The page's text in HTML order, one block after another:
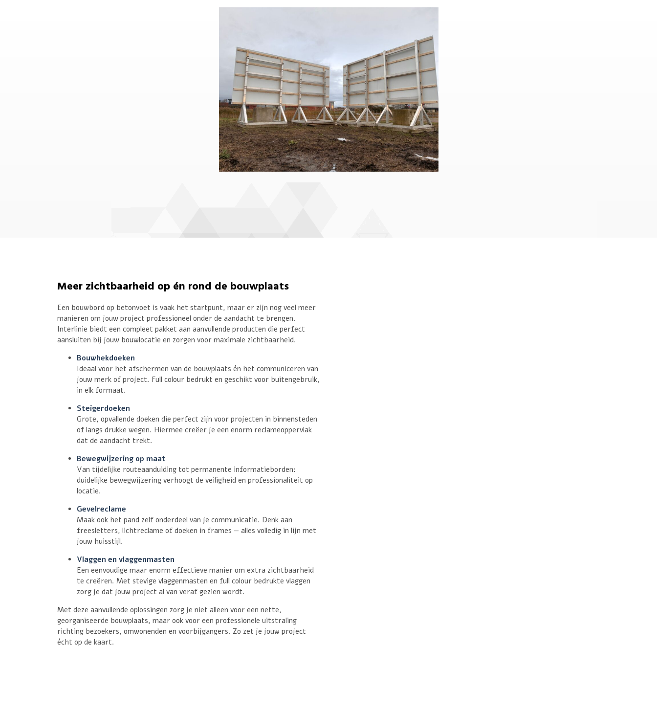
Meer zichtbaarheid op én rond de bouwplaats
Een bouwbord op betonvoet is vaak het startpunt, maar er zijn nog veel meer
manieren om jouw project professioneel onder de aandacht te brengen.
Interlinie biedt een compleet pakket aan aanvullende producten die perfect
aansluiten bij jouw bouwlocatie en zorgen voor maximale zichtbaarheid.
Bouwhekdoeken
Ideaal voor het afschermen van de bouwplaats én het communiceren van
jouw merk of project. Full colour bedrukt en geschikt voor buitengebruik,
in elk formaat.
Steigerdoeken
Grote, opvallende doeken die perfect zijn voor projecten in binnensteden
of langs drukke wegen. Hiermee creëer je een enorm reclameoppervlak
dat de aandacht trekt.
Bewegwijzering op maat
Van tijdelijke routeaanduiding tot permanente informatieborden:
duidelijke bewegwijzering verhoogt de veiligheid en professionaliteit op
locatie.
Gevelreclame
Maak ook het pand zelf onderdeel van je communicatie. Denk aan
freesletters, lichtreclame of doeken in frames — alles volledig in lijn met
jouw huisstijl.
Vlaggen en vlaggenmasten
Een eenvoudige maar enorm effectieve manier om extra zichtbaarheid
te creëren. Met stevige vlaggenmasten en full colour bedrukte vlaggen
zorg je dat jouw project al van veraf gezien wordt.
Met deze aanvullende oplossingen zorg je niet alleen voor een nette,
georganiseerde bouwplaats, maar ook voor een professionele uitstraling
richting bezoekers, omwonenden en voorbijgangers. Zo zet je jouw project
écht op de kaart.